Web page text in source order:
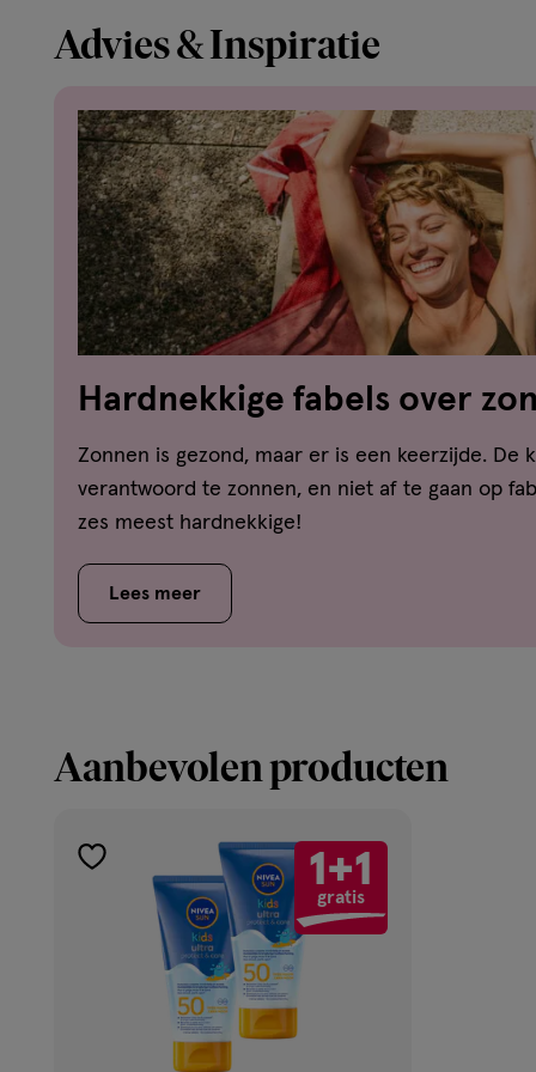
Advies & Inspiratie
Hardnekkige fabels over
Zonnen is gezond, maar er is een keerzijde. De
verantwoord te zonnen, en niet af te gaan op
zes meest hardnekkige!
Lees meer
Aanbevolen producten
1+1
gratis
toevoegen
verlanglijst